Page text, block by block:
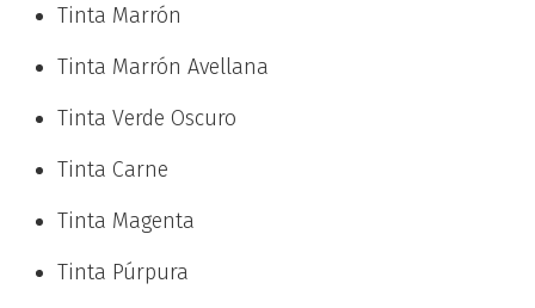
Tinta Marrón
Tinta Marrón Avellana
Tinta Verde Oscuro
Tinta Carne
Tinta Magenta
Tinta Púrpura